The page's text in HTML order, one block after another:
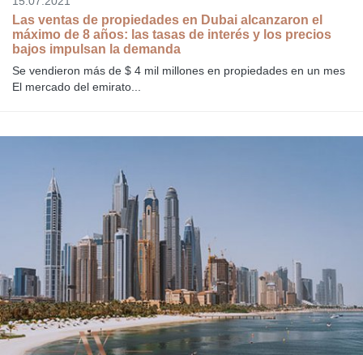
Las ventas de propiedades en Dubai alcanzaron el
máximo de 8 años: las tasas de interés y los precios
bajos impulsan la demanda
Se vendieron más de $ 4 mil millones en propiedades en un mes
El mercado del emirato...